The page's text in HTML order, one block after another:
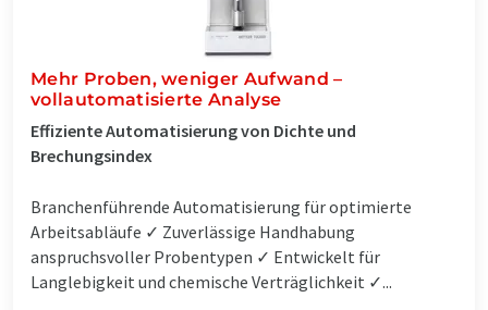
Mehr Proben, weniger Aufwand –
vollautomatisierte Analyse
Effiziente Automatisierung von Dichte und
Brechungsindex
Branchenführende Automatisierung für optimierte
Arbeitsabläufe ✓ Zuverlässige Handhabung
anspruchsvoller Probentypen ✓ Entwickelt für
Langlebigkeit und chemische Verträglichkeit ✓...